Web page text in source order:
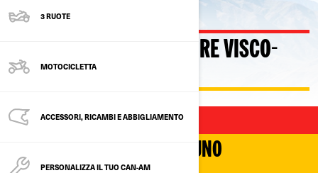
3 RUOTE
MOTOCICLETTA
ACCESSORI, RICAMBI E ABBIGLIAMENTO
PERSONALIZZA IL TUO CAN-AM
DIFFERENZIALE ANTERIORE VISCO-
4LOK
TRAZIONE PROFONDA
ADERENZA PERENNE, NESSUNO